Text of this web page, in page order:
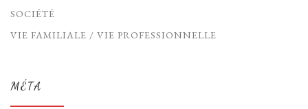
SOCIÉTÉ
VIE FAMILIALE / VIE PROFESSIONNELLE
MÉTA